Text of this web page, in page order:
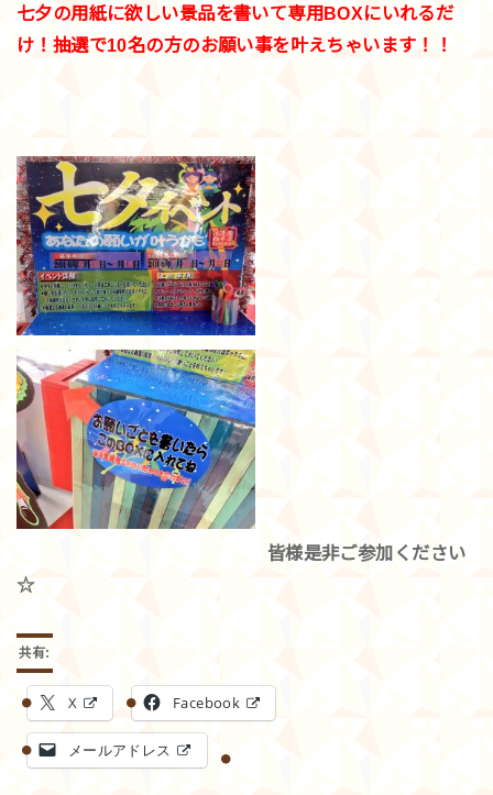
七夕の用紙に欲しい景品を書いて専用BOXにいれるだ
け！抽選で10名の方のお願い事を叶えちゃいます！！
皆様是非ご参加ください
☆
共有:
X Facebook
メールアドレス